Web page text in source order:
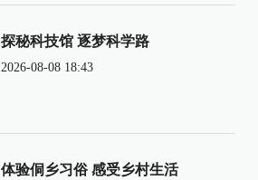
探秘科技馆 逐梦科学路
2026-08-08 18:43
体验侗乡习俗 感受乡村生活